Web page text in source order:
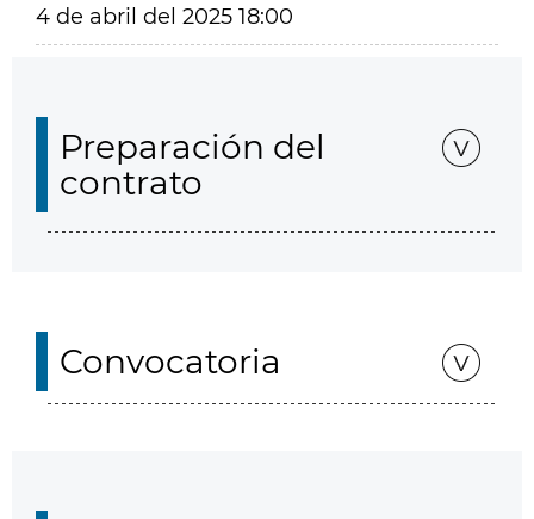
4 de abril del 2025 18:00
Preparación del
contrato
Convocatoria